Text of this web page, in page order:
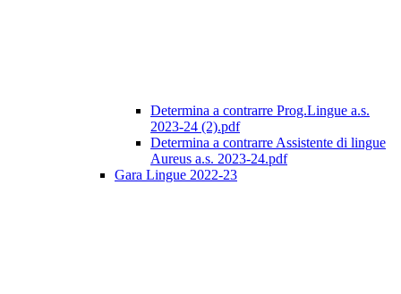
Determina a contrarre Prog.Lingue a.s.
2023-24 (2).pdf
Determina a contrarre Assistente di lingue
Aureus a.s. 2023-24.pdf
Gara Lingue 2022-23